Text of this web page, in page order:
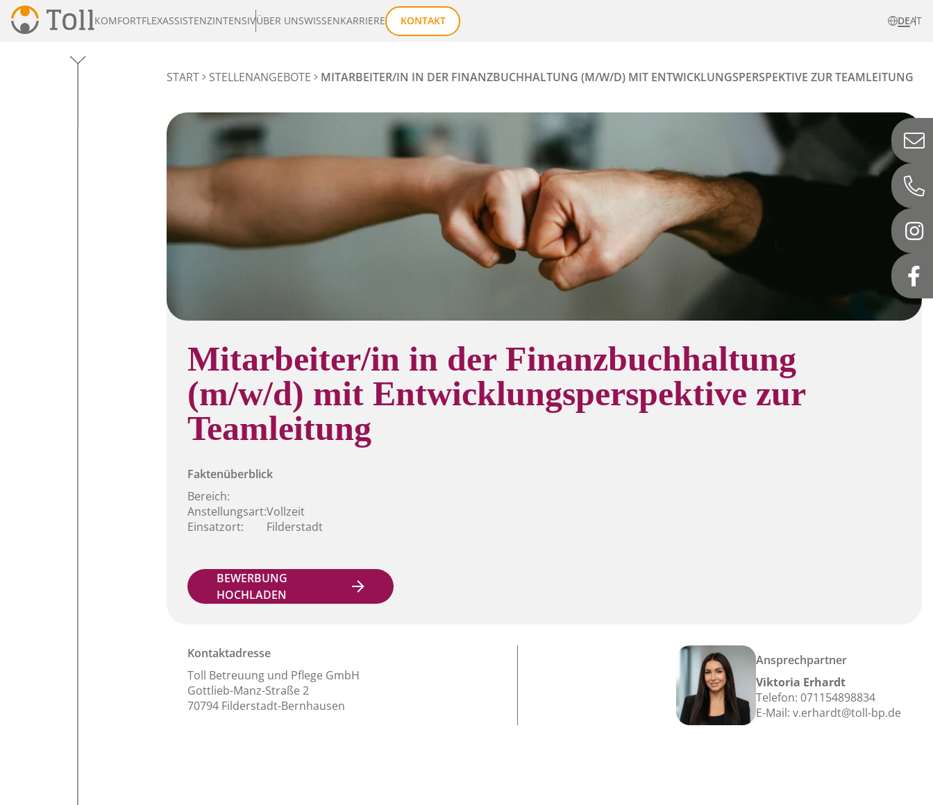
KOMFORTFLEXASSISTENZINTENSIVÜBER UNSWISSENKARRIERE KONTAKT DEAT
START STELLENANGEBOTE MITARBEITER/IN IN DER FINANZBUCHHALTUNG (M/W/D) MIT ENTWICKLUNGSPERSPEKTIVE ZUR TEAMLEITUNG
Mitarbeiter/in in der Finanzbuchhaltung
(m/w/d) mit Entwicklungsperspektive zur
Teamleitung
Faktenüberblick
Bereich:
Anstellungsart:
Einsatzort:
Vollzeit
Filderstadt
BEWERBUNG
HOCHLADEN
Kontaktadresse
Toll Betreuung und Pflege GmbH
Gottlieb-Manz-Straße 2
70794 Filderstadt-Bernhausen
Ansprechpartner
Viktoria Erhardt
Telefon: 071154898834
E-Mail: v.erhardt@toll-bp.de